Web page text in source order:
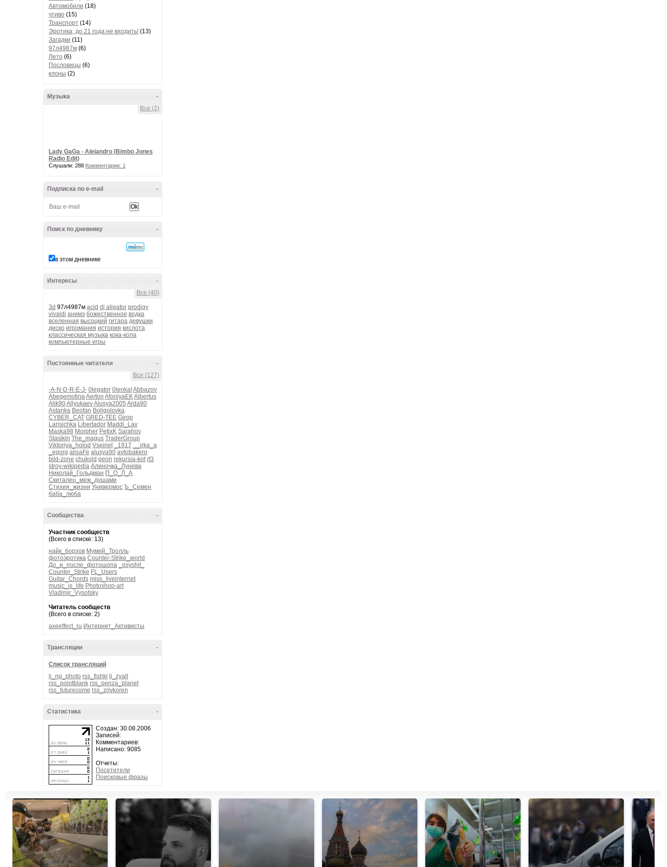
Автомобили (18)
чтиво (15)
Транспорт (14)
Эротика, до 21 года не входить! (13)
Загадки (11)
97л4987м (6)
Лето (6)
Пословицы (6)
клоны (2)
-
Музыка
Все (2)
Lady GaGa - Alejandro (Bimbo Jones
Radio Edit)
Слушали: 288 Комментарии: 1
-
Подписка по e-mail
-
Поиск по дневнику
в этом дневнике
-
Интересы
Все (40)
3d 97л4987м acid dj aligator prodigy
vivaldi анимэ божественное водка
вселенная высоцкий гитара девушки
диско игромания история кислота
классическая музыка кока-кола
компьютерные игры
-
Постоянные читатели
Все (127)
-A-N-D-R-E-J- 0legator 0lenkaI Abbazov
AbegemotinaAerton AfoniyaEKAlbertus
Alik90AllyukaevAlusya2005 Arda90
Astanka Beofan Boligolovka
CYBER_CAT GRED-TEE Girop
Larisichka Libertador Maddi_Lav
Maska98 Morpher PetixK Sarahov
Stasikin The_magus TraderGroup
Viktoriya_holod Vseinet _1917
__irka_a
_egorg alisaFe alusya90 avtobakero
bild-zone chukold peon rekursia-kot rf3
stroy-wikipedia Алиночка_Лунева
Николай_Гольдман П_О_Л_А
Скиталец_меж_душами
Стихия_жизни Универмос Ъ_Семен
баба_люба
-
Сообщества
Участник сообществ
(Всего в списке: 13)
найк_борзов Мумий_Тролль
фотоэротика Counter-Strike_world
До_и_после_фотошопа
_psyshit_
Counter_Strike FL_Users
Guitar_Chords miss_liveinternet
music_is_life Photoshop-art
Vladimir_Vysotsky
Читатель сообществ
(Всего в списке: 2)
axeeffect_ru Интернет_Активисты
-
Трансляции
Список трансляций
lj_ng_photo rss_fishki lj_zyalt
rss_pointblank rss_penza_planet
rss_futurecome rss_zrivkoren
-
Статистика
Создан: 30.08.2006
Записей:
Комментариев:
Написано: 9085
Отчеты:
Посетители
Поисковые фразы